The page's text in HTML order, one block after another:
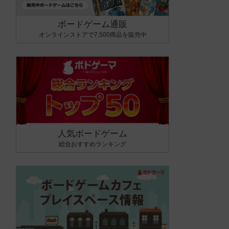
ボードゲーム通販
オンラインストアで7,500商品を販売中
人気ボードゲーム
総合おすすめランキング